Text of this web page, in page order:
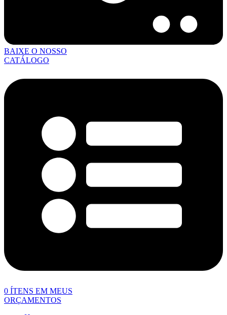
BAIXE O NOSSO
CATÁLOGO
0 ÍTENS EM MEUS
ORÇAMENTOS